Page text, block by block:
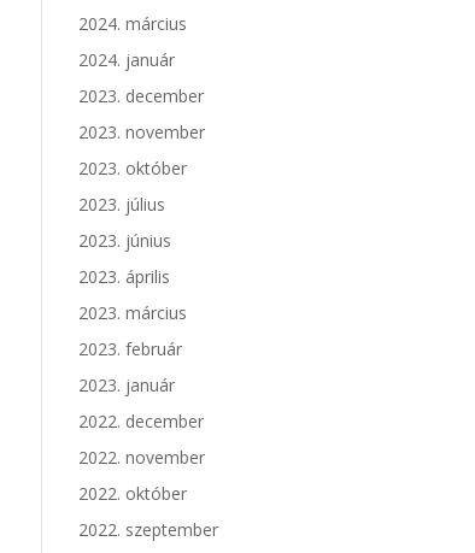
2024. március
2024. január
2023. december
2023. november
2023. október
2023. július
2023. június
2023. április
2023. március
2023. február
2023. január
2022. december
2022. november
2022. október
2022. szeptember